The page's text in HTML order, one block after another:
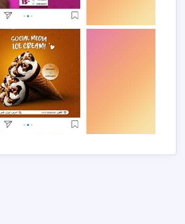
50,000 تومان
پست اینستاگرام
50,000 تومان